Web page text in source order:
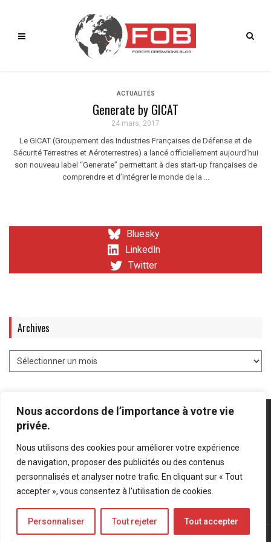
Nous accordons de l’importance à votre vie
privée.
Nous utilisons des cookies pour améliorer votre expérience
de navigation, proposer des publicités ou des contenus
personnalisés et analyser notre trafic. En cliquant sur « Tout
accepter », vous consentez à l’utilisation de cookies.
Personnaliser Tout rejeter Tout accepter
ACTUALITÉS
Generate by GICAT
24 mars, 2017
Le GICAT (Groupement des Industries Françaises de Défense et de
Sécurité Terrestres et Aéroterrestres) a lancé officiellement aujourd'hui
son nouveau label “Generate” permettant à des start-up françaises de
comprendre et d’intégrer le monde de la ...
Bluesky
LinkedIn
Twitter
Archives
Mentions légales Politique de confidentialité
Bluesky
LinkedIn
Twitter
© Forces Operations Blog - 2022